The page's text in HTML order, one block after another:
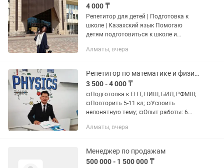
4 000 ₸
Репетитор для детей | Подготовка к
школе | Казахский язык Помогаю
детям подготовиться к школе и
👧 Дошкольники: — учимся читать и
Алматы, вчера
Репетитор по математике и физике
3 500 - 4 000 ₸
¤Подготовка к ЕНТ, НИШ, БИЛ, РФМШ;
¤Повторить 5-11 кл; ¤Усвоить
непонятную тему; ¤Опыт работы: 6
педагогических наук; ¤Обладатель
высшую...
Алматы, вчера
Менеджер по продажам
500 000 - 1 500 000 ₸